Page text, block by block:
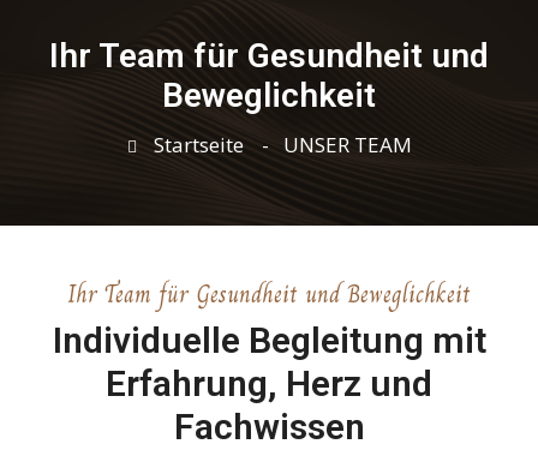
Ihr Team für Gesundheit und
Beweglichkeit
Startseite UNSER TEAM
Ihr Team für Gesundheit und Beweglichkeit
Individuelle Begleitung mit
Erfahrung, Herz und
Fachwissen